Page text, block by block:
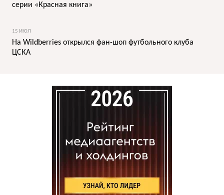
серии «Красная книга»
15 ИЮЛ
На Wildberries открылся фан-шоп футбольного клуба
ЦСКА